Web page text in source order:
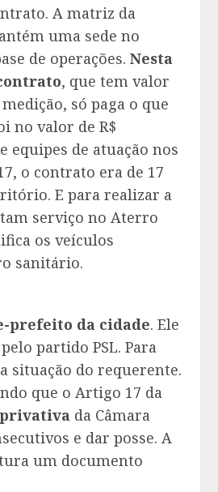
A matriz da
uma sede no
de operações. Nesta
, que tem valor
só paga o que
no valor de R$
equipes de atuação nos
o contrato era de 17
E para realizar a
serviço no Aterro
os veículos
sanitário.
prefeito da cidade. Ele
partido PSL. Para
situação do requerente.
que o Artigo 17 da
privativa da Câmara
e dar posse. A
um documento